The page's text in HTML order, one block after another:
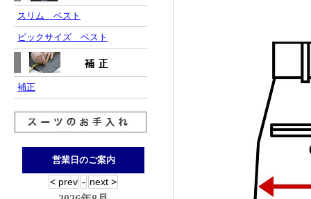
スリム ベスト
ビックサイズ ベスト
補正